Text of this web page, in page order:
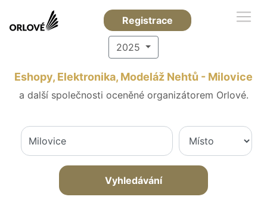
Registrace
2025
Eshopy, Elektronika, Modeláž Nehtů - Milovice
a další společnosti oceněné organizátorem Orlové.
Vyhledávání